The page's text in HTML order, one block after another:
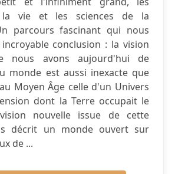
la vie et les sciences de la
parcours fascinant qui nous
conclusion : la vision
nous avons aujourd'hui de
monde est aussi inexacte que
Moyen Âge celle d'un Univers
dont la Terre occupait le
nouvelle issue de cette
décrit un monde ouvert sur
de ...